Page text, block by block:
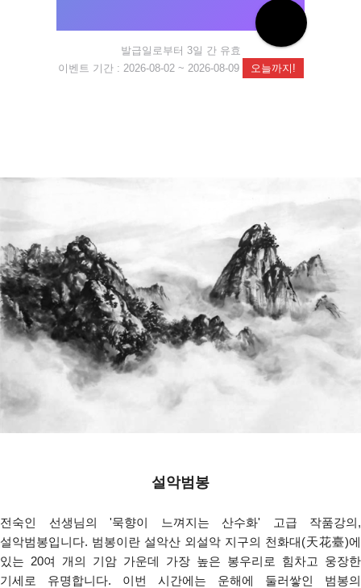
발급일로부터 3일 간 유효
이벤트 기간 : 2026-08-02 ~ 2026-08-09
오늘까지!
설악범봉
전숙인 선생님의 '묵향이 느껴지는 산수화' 고급 작품강의,
설악범봉입니다. 범봉이란 설악산 외설악 지구의 천화대(天花臺)에
있는 20여 개의 기암 가운데 가장 높은 봉우리로 힘차고 웅장한
기세로 유명합니다. 이번 시간에는 운해에 둘러쌓인 범봉의